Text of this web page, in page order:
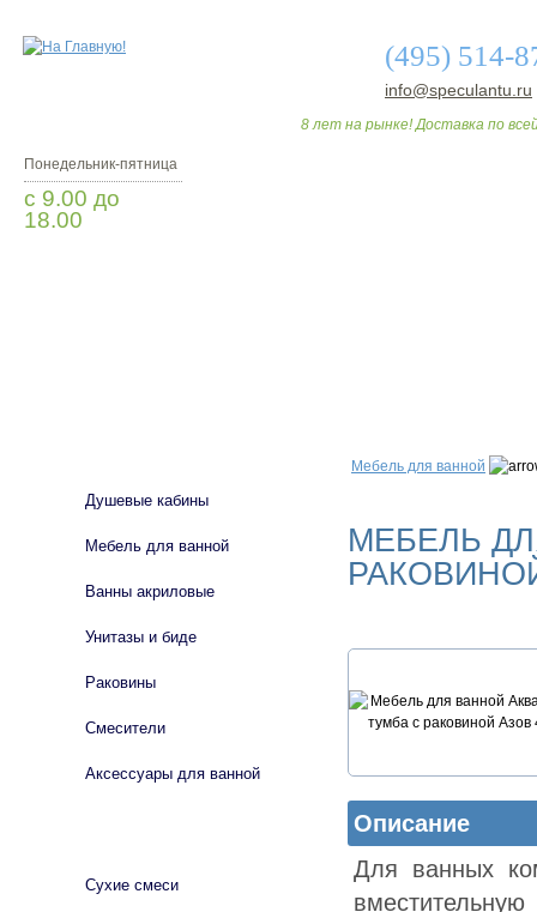
(495) 514-
info@speculantu.ru
8 лет на рынке! Доставка по
Понедельник-пятница
с 9.00 до
18.00
Мебель для ванной
МЕБЕЛЬ
Описание
Для ванных
Душевые кабины
Мебель для ванной
Ванны акриловые
Унитазы и биде
Раковины
Смесители
Аксессуары для ванной
Сухие смеси